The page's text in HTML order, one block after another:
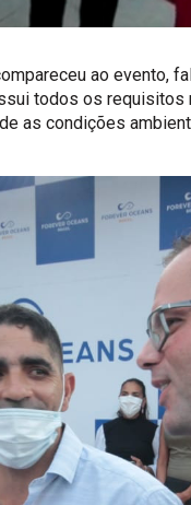
ao evento,
todos os
as condições